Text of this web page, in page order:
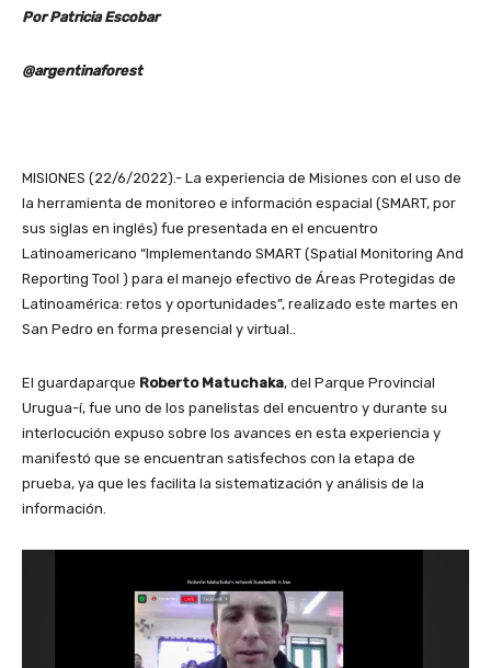
Por Patricia Escobar
@argentinaforest
MISIONES (22/6/2022).- La experiencia de Misiones con el uso de
la herramienta de monitoreo e información espacial (SMART, por
sus siglas en inglés) fue presentada en el encuentro
Latinoamericano “Implementando SMART (Spatial Monitoring And
Reporting Tool ) para el manejo efectivo de Áreas Protegidas de
Latinoamérica: retos y oportunidades”, realizado este martes en
San Pedro en forma presencial y virtual..
El guardaparque Roberto Matuchaka, del Parque Provincial
Urugua-í, fue uno de los panelistas del encuentro y durante su
interlocución expuso sobre los avances en esta experiencia y
manifestó que se encuentran satisfechos con la etapa de
prueba, ya que les facilita la sistematización y análisis de la
información.